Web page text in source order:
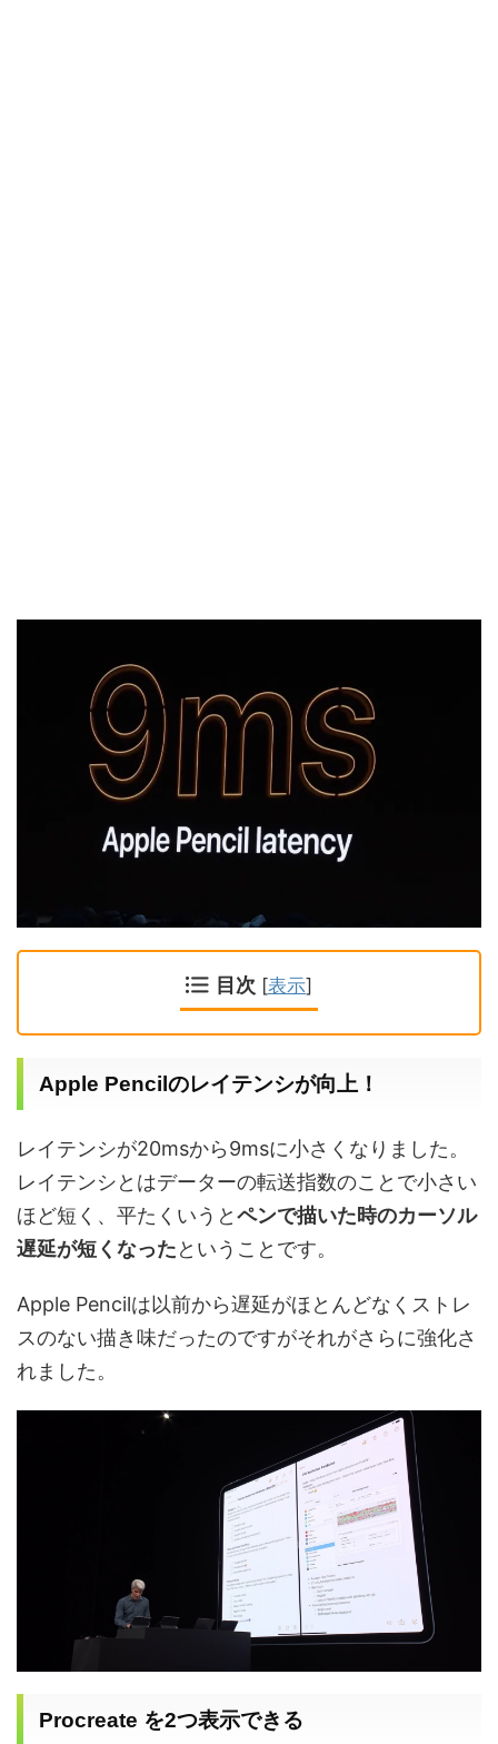
目次 [表示]
Apple Pencil のレイテンシが向上！
レイテンシが20msから9msに小さくなりました。
レイテンシとはデーターの転送指数のことで小さい
ほど短く、平たくいうとペンで描いた時のカーソル
遅延が短くなったということです。
Apple Pencilは以前から遅延がほとんどなくストレ
スのない描き味だったのですがそれがさらに強化さ
れました。
Procreate を2つ表示できる